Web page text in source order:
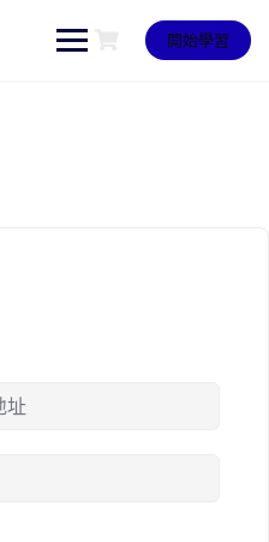
開始學習